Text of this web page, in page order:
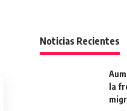
Noticias Recientes
la